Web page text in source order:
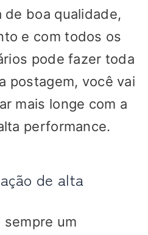
de boa qualidade,
e com todos os
pode fazer toda
postagem, você vai
mais longe com a
performance.
de alta
sempre um